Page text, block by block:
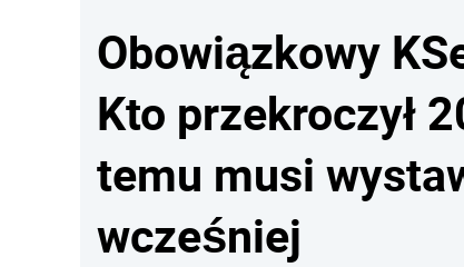
Obowiązkowy
Kto przekroczył
temu musi
wcześniej